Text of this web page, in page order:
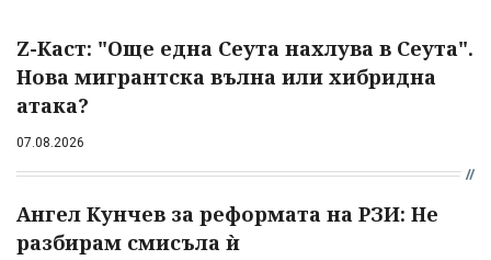
Z-Каст: "Още една Сеута нахлува в Сеута".
Нова мигрантска вълна или хибридна
атака?
07.08.2026
Ангел Кунчев за реформата на РЗИ: Не
разбирам смисъла ѝ